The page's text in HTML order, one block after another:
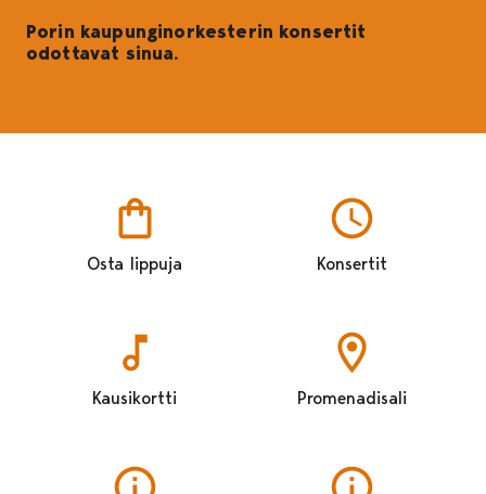
Porin kaupunginorkesterin konsertit
odottavat sinua.
Osta lippuja Konsertit
Kausikortti Promenadisali